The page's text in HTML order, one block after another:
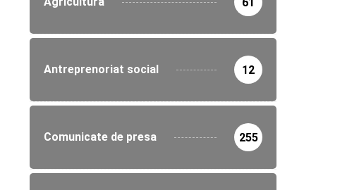
Antreprenoriat social 12
Comunicate de presa 255